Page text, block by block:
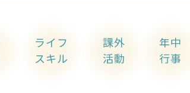
ライフ
スキル
課外
活動
年中
行事